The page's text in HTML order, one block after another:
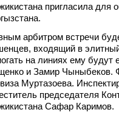
пригласила для
арбитром встречи
входящий в
на линиях ему будут
и Замир Чыныбеков.
Муртазоева.
председателя
Сафар Каримов.